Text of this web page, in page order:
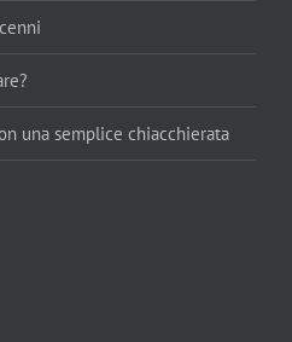
una semplice chiacchierata